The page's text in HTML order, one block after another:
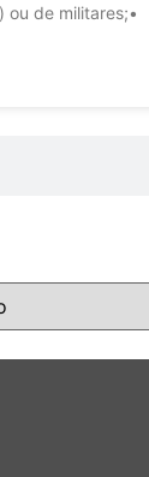
ou de militares;•